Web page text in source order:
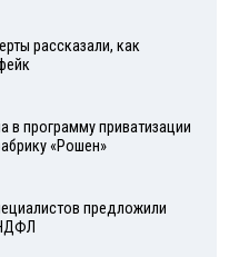
рассказали, как
в программу приватизации
«Рошен»
предложили